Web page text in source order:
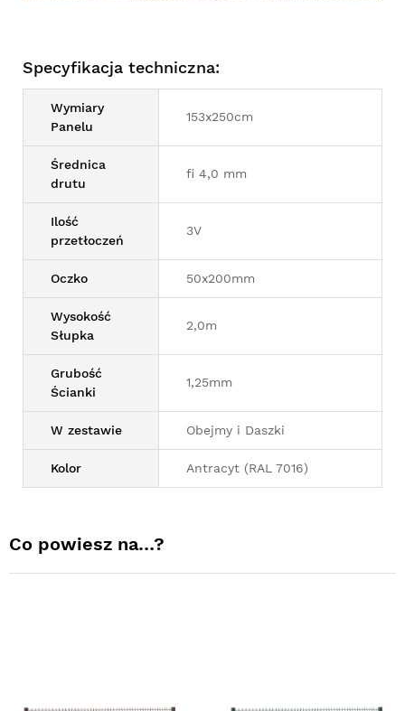
Specyfikacja techniczna:
Wymiary
Panelu
153x250cm
Średnica
drutu
fi 4,0 mm
Ilość
przetłoczeń
3V
Oczko 50x200mm
Wysokość
Słupka
2,0m
Grubość
Ścianki
1,25mm
W zestawie Obejmy i Daszki
Kolor Antracyt (RAL 7016)
Co powiesz na…?